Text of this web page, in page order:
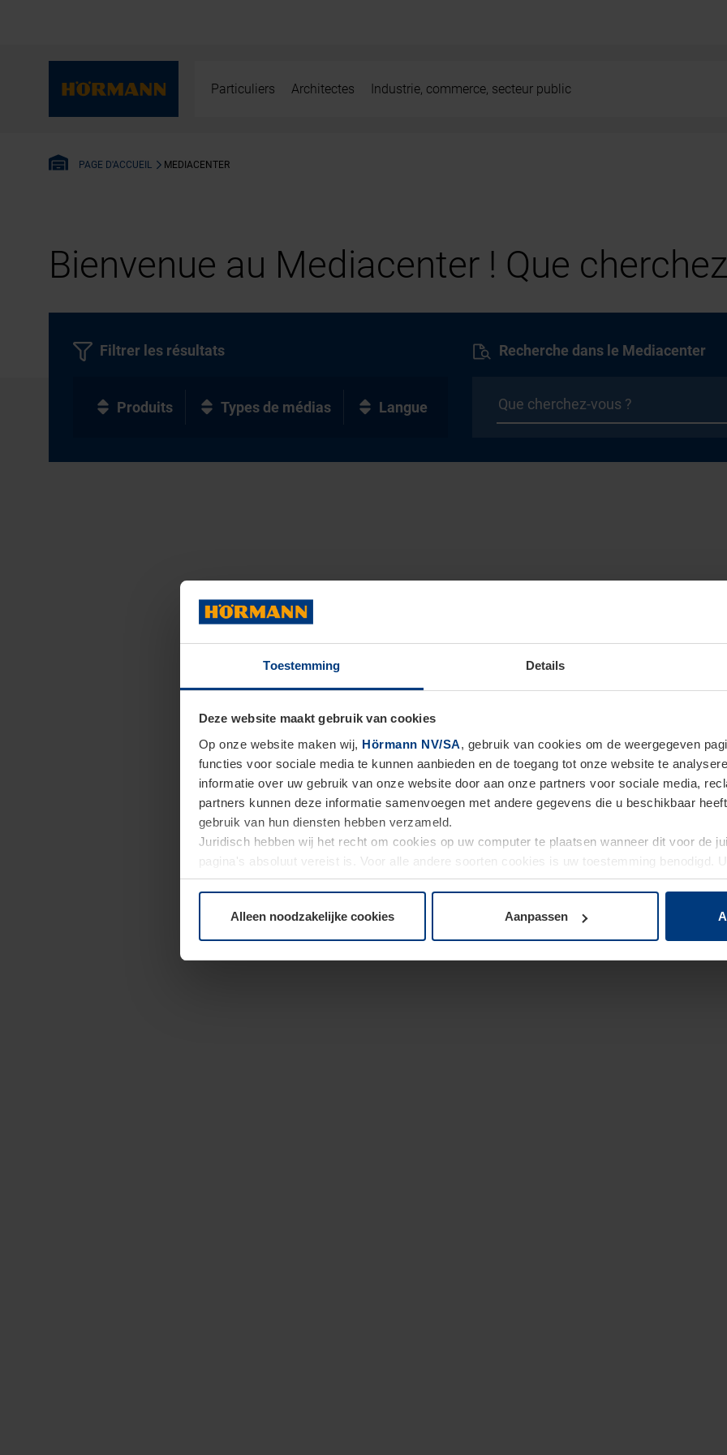
Toestemming Details
Deze website maakt gebruik van cookies
Op onze website maken wij, Hörmann NV/SA, gebruik van cookies om de weergegeven
functies voor sociale media te kunnen aanbieden en de toegang tot onze website te
informatie over uw gebruik van onze website door aan onze partners voor sociale media,
partners kunnen deze informatie samenvoegen met andere gegevens die u beschikbaar
gebruik van hun diensten hebben verzameld.
Juridisch hebben wij het recht om cookies op uw computer te plaatsen wanneer dit voor de
pagina's absoluut vereist is. Voor alle andere soorten cookies is uw toestemming benodigd.
moment bij de uitleg van de cookies op paginaPrivacyverklaringop onze website wijzigen
Alleen noodzakelijke cookies Aanpassen
Particuliers Architectes Industrie, commerce, secteur public
PAGE D'ACCUEIL MEDIACENTER
Bienvenue au Mediacenter ! Que
Recherche dans le Mediacenter
Filtrer les résultats
Produits Types de médias Langue